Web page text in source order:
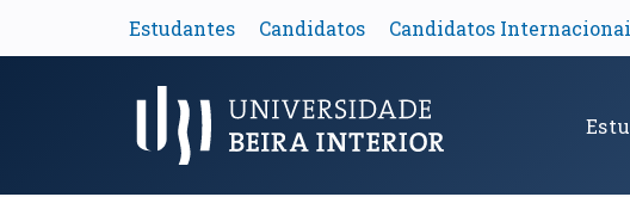
Estudantes Candidatos Candidatos
Menu Principal